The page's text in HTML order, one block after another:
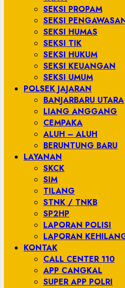
SEKSI PROPAM
SEKSI
SEKSI HUMAS
SEKSI TIK
SEKSI HUKUM
SEKSI KEUANGAN
SEKSI UMUM
POLSEK JAJARAN
BANJARBARU UTARA
LIANG ANGGANG
CEMPAKA
ALUH – ALUH
BERUNTUNG BARU
LAYANAN
SKCK
SIM
TILANG
STNK / TNKB
SP2HP
LAPORAN POLISI
LAPORAN
KONTAK
CALL CENTER 110
APP CANGKAL
SUPER APP POLRI